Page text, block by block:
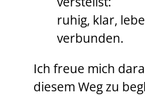
ruhig, klar,
verbunden.
Ich freue mich
diesem Weg zu